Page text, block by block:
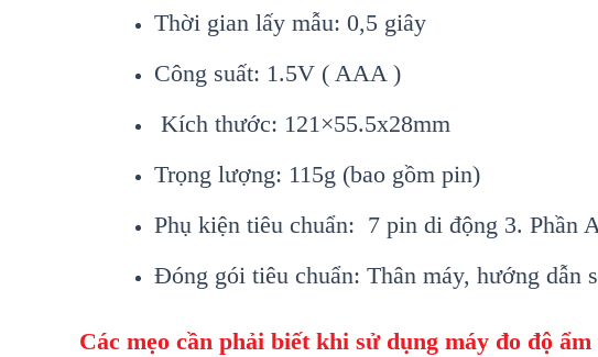
Thời gian lấy mẫu: 0,5 giây
Công suất: 1.5V ( AAA )
Kích thước: 121×55.5x28mm
Trọng lượng: 115g (bao gồm pin)
Phụ kiện tiêu chuẩn: 7 pin di động 3. Phần
Đóng gói tiêu chuẩn: Thân máy, hướng dẫn
Các mẹo cần phải biết khi sử dụng máy đo độ